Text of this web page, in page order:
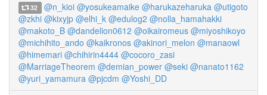
32 @n_kioi @yosukeamaike @harukazeharuka @utigoto
@zkhi @kixyjp @elhi_k @edulog2 @nolla_hamahakki
@makoto_B @dandelion0612 @oikairomeus @miyoshikoyo
@michihito_ando @kaikronos @akinori_melon @manaowl
@himemari @chihirin4444 @cocoro_zasi
@MarriageTheorem @demian_power @seki @nanato1162
@yuri_yamamura @pjcdm @Yoshi_DD